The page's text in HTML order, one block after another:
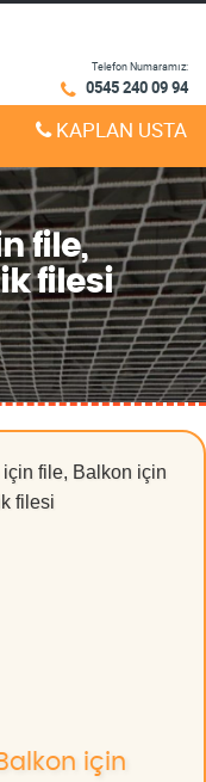
Telefon Numaramız:
0545 240 09 94
KAPLAN USTA
file,
filesi
için file, Balkon için
filesi
için